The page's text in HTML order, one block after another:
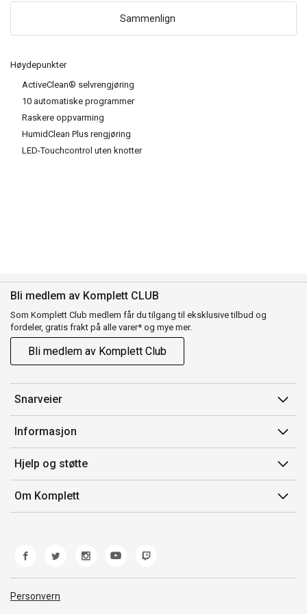
Høydepunkter
ActiveClean® selvrengjøring
10 automatiske programmer
Raskere oppvarming
HumidClean Plus rengjøring
LED-Touchcontrol uten knotter
Sammenlign
Bli medlem av Komplett CLUB
Som Komplett Club medlem får du tilgang til eksklusive tilbud og
fordeler, gratis frakt på alle varer* og mye mer.
Bli medlem av Komplett Club
Snarveier
Min side
Ordreoversikt
Flex
Komplett Club
Informasjon
Salgsbetingelser
Medlemsvilkår for Komplett Club
Merker/produsent
Hjelp og støtte
Kontakt oss
Kundeservice
Retur
Reklamasjon og garanti
Frakt og levering
Om Komplett
Personvern